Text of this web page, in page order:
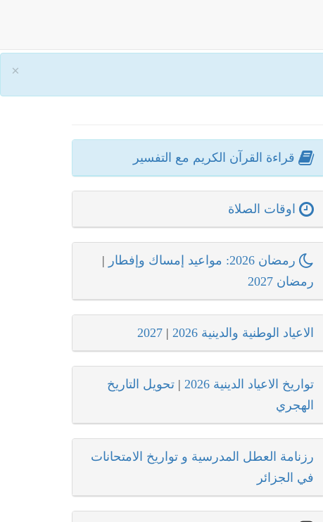
×
قراءة القرآن الكريم مع التفسير
اوقات الصلاة
رمضان 2026: مواعيد إمساك وإفطار
|
رمضان 2027
الاعياد الوطنية والدينية 2026 |
2027
تواريخ الاعياد الدينية 2026 | تحويل التاريخ
الهجري
رزنامة العطل المدرسية و تواريخ الامتحانات
في الجزائر